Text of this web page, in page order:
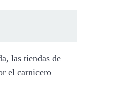
las tiendas de
el carnicero